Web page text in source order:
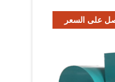
على السعر